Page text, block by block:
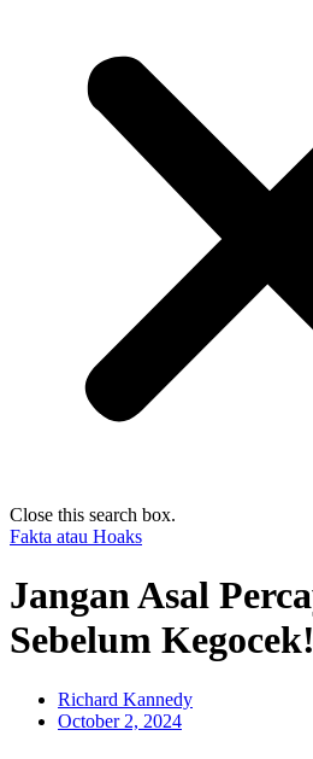
Close this search box.
Fakta atau Hoaks
Jangan Asal
Sebelum Kegocek!
Richard Kannedy
October 2, 2024